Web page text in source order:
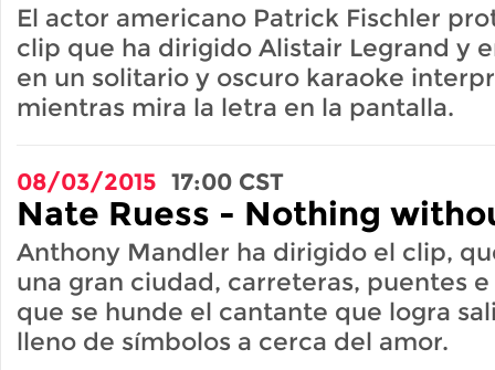
El actor americano Patrick Fischler
clip que ha dirigido Alistair Legrand y
en un solitario y oscuro karaoke
mientras mira la letra en la pantalla.
08/03/2015 17:00 CST
Nate Ruess - Nothing
Anthony Mandler ha dirigido el clip,
una gran ciudad, carreteras, puentes
que se hunde el cantante que logra
lleno de símbolos a cerca del amor.